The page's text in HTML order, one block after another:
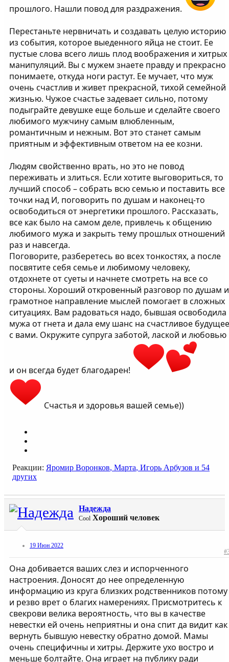
прошлого. Нашли повод для раздражения.
Перестаньте нервничать и создавать целую историю
из события, которое выеденного яйца не стоит. Ее
пустые слова всего лишь плод воображения и хитрых
манипуляций. Вы с мужем знаете правду и прекрасно
понимаете, откуда ноги растут. Ее мучает, что муж
очень счастлив и живет прекрасной, тихой семейной
жизнью. Чужое счастье задевает сильно, потому
подыграйте девушке еще больше и сделайте своего
любимого мужчину самым влюбленным,
романтичным и нежным. Вот это станет самым
приятным и эффективным ответом на ее козни.
Людям свойственно врать, но это не повод
переживать и злиться. Если хотите выговориться, то
лучший способ – собрать всю семью и поставить все
точки над И, поговорить по душам и наконец-то
освободиться от энергетики прошлого. Рассказать,
все как было на самом деле, привлечь к общению
любимого мужа и закрыть тему прошлых отношений
раз и навсегда.
Поговорите, разберетесь во всех тонкостях, а после
посвятите себя семье и любимому человеку,
отдохнете от суеты и начнете смотреть на все со
стороны. Хороший откровенный разговор по душам и
грамотное направление мыслей помогает в сложных
ситуациях. Вам радоваться надо, бывшая освободила
мужа от гнета и дала ему шанс на счастливое будущее
с вами. Окружите супруга заботой, лаской и любовью
и он всегда будет благодарен!
Счастья и здоровья вашей семье))
Реакции: Яромир Воронков, Марта, Игорь Арбузов и 54
других
Надежда
Cool Хороший человек
19 Июн 2022
Она добивается ваших слез и испорченного
настроения. Доносят до нее определенную
информацию из круга близких родственников потому
и резво врет о благих намерениях. Присмотритесь к
свекрови велика вероятность, что вы в качестве
невестки ей очень неприятны и она спит да видит как
вернуть бывшую невестку обратно домой. Мамы
очень специфичны и хитры. Держите ухо востро и
меньше болтайте. Она играет на публику ради